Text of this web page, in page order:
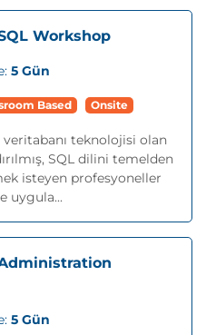
Workshop
5 Gün
Based Onsite
teknolojisi olan
SQL dilini temelden
isteyen profesyoneller
uygula...
5 Gün